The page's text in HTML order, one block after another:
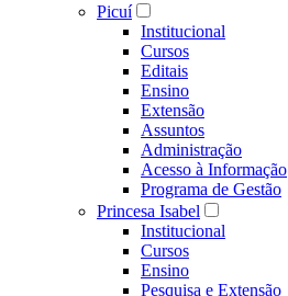
Picuí
Institucional
Cursos
Editais
Ensino
Extensão
Assuntos
Administração
Acesso à Informação
Programa de Gestão
Princesa Isabel
Institucional
Cursos
Ensino
Pesquisa e Extensão